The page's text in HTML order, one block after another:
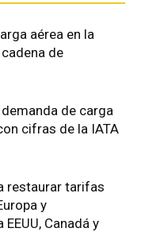
aérea en la
de
de carga
cifras de la IATA
restaurar tarifas
y
Canadá y